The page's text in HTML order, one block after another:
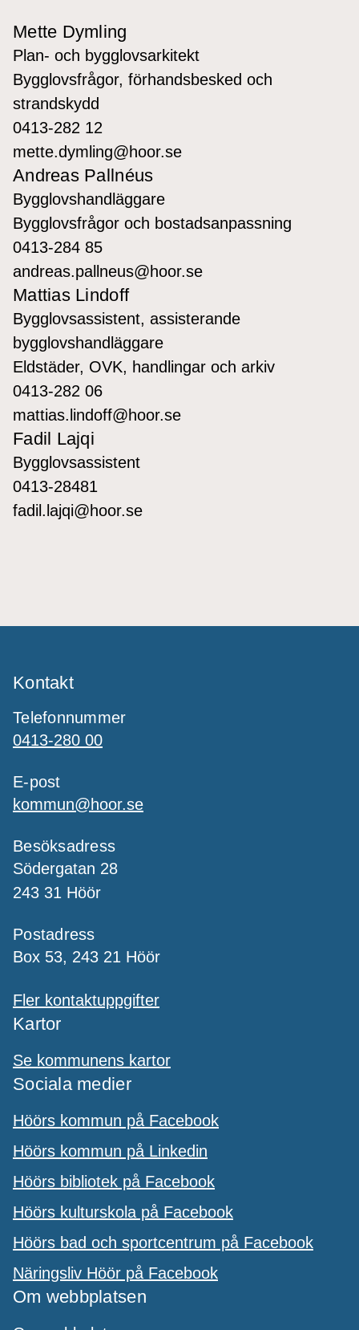
Mette Dymling
Plan- och bygglovsarkitekt
Bygglovsfrågor, förhandsbesked och
strandskydd
0413-282 12
mette.dymling@hoor.se
Andreas Pallnéus
Bygglovshandläggare
Bygglovsfrågor och bostadsanpassning
0413-284 85
andreas.pallneus@hoor.se
Mattias Lindoff
Bygglovsassistent, assisterande
bygglovshandläggare
Eldstäder, OVK, handlingar och arkiv
0413-282 06
mattias.lindoff@hoor.se
Fadil Lajqi
Bygglovsassistent
0413-28481
fadil.lajqi@hoor.se
Kontakt
Telefonnummer
0413-280 00
E-post
kommun@hoor.se
Besöksadress
Södergatan 28
243 31 Höör
Postadress
Box 53, 243 21 Höör
Fler kontaktuppgifter
Kartor
Se kommunens kartor
Sociala medier
Höörs kommun på Facebook
Höörs kommun på Linkedin
Höörs bibliotek på Facebook
Höörs kulturskola på Facebook
Höörs bad och sportcentrum på Facebook
Näringsliv Höör på Facebook
Om webbplatsen